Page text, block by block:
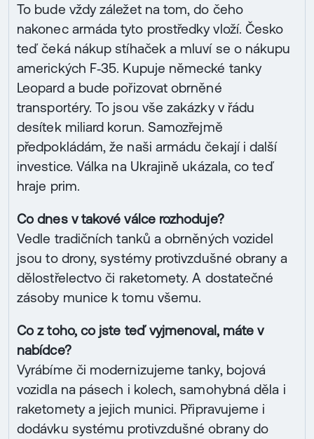
To bude vždy záležet na tom, do čeho
nakonec armáda tyto prostředky vloží. Česko
teď čeká nákup stíhaček a mluví se o nákupu
amerických F‑35. Kupuje německé tanky
Leopard a bude pořizovat obrněné
transportéry. To jsou vše zakázky v řádu
desítek miliard korun. Samozřejmě
předpokládám, že naši armádu čekají i další
investice. Válka na Ukrajině ukázala, co teď
hraje prim.
Co dnes v takové válce rozhoduje?
Vedle tradičních tanků a obrněných vozidel
jsou to drony, systémy protivzdušné obrany a
dělostřelectvo či raketomety. A dostatečné
zásoby munice k tomu všemu.
Co z toho, co jste teď vyjmenoval, máte v
nabídce?
Vyrábíme či modernizujeme tanky, bojová
vozidla na pásech i kolech, samohybná děla i
raketomety a jejich munici. Připravujeme i
dodávku systému protivzdušné obrany do